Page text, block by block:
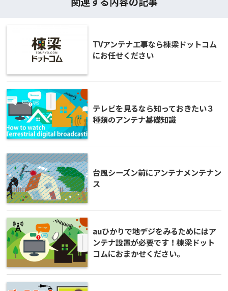
TVアンテナ工事なら棟梁ドットコム
にお任せください
テレビを見るなら知っておきたい３
種類のアンテナ基礎知識
台風シーズン前にアンテナメンテナン
ス
auひかりで地デジをみるためにはア
ンテナ設置が必要です！棟梁ドット
コムにおまかせください。